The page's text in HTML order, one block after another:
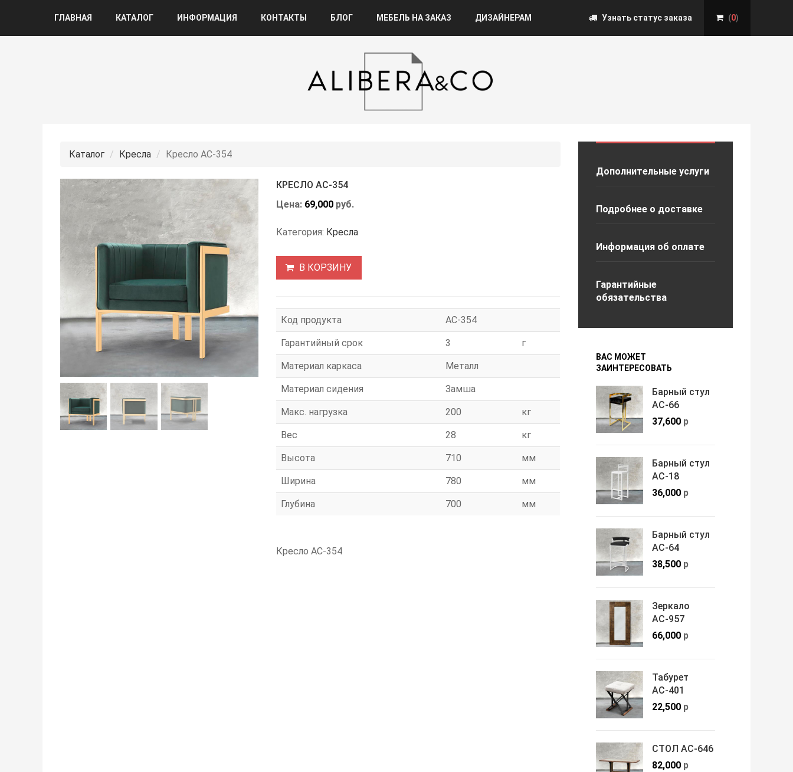
Узнать статус заказа (0)
ГЛАВНАЯ КАТАЛОГ ИНФОРМАЦИЯ КОНТАКТЫ БЛОГ МЕБЕЛЬ НА ЗАКАЗ ДИЗАЙНЕРАМ
Каталог Кресла Кресло АС-354
КРЕСЛО АС-354
Цена: 69,000руб.
Категория: Кресла
В КОРЗИНУ
Код продукта АС-354
Гарантийный срок 3 г
Материал каркаса Металл
Материал сидения Замша
Макс. нагрузка 200 кг
Вес 28 кг
Высота 710 мм
Ширина 780 мм
Глубина 700 мм
Кресло АС-354
Дополнительные услуги
Подробнее о доставке
Информация об оплате
Гарантийные
обязательства
ВАС МОЖЕТ
ЗАИНТЕРЕСОВАТЬ
Барный стул
АС-66
37,600р
Барный стул
АС-18
36,000р
Барный стул
АС-64
38,500р
Зеркало
АС-957
66,000р
Табурет
АС-401
22,500р
СТОЛ АС-646
82,000р